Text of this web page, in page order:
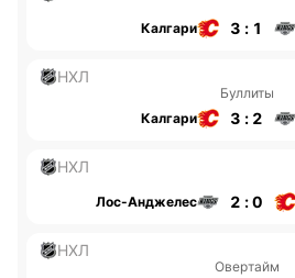
Калгари 3 : 1
НХЛ
Буллиты
Калгари 3 : 2
НХЛ
Лос-Анджелес 2 : 0
НХЛ
Овертайм